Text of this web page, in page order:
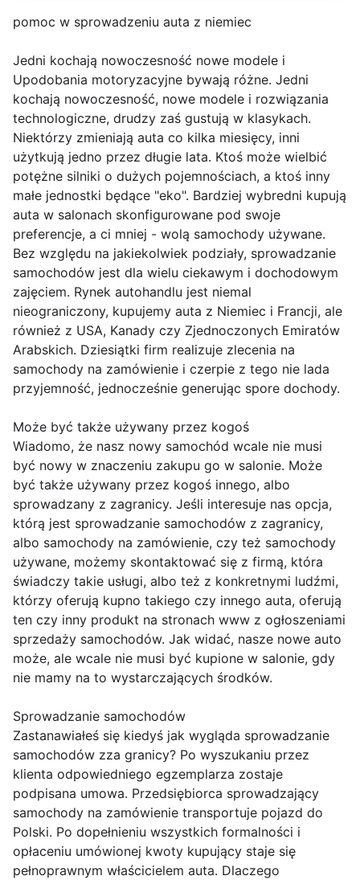
pomoc w sprowadzeniu auta z niemiec
Jedni kochają nowoczesność nowe modele i
Upodobania motoryzacyjne bywają różne. Jedni
kochają nowoczesność, nowe modele i rozwiązania
technologiczne, drudzy zaś gustują w klasykach.
Niektórzy zmieniają auta co kilka miesięcy, inni
użytkują jedno przez długie lata. Ktoś może wielbić
potężne silniki o dużych pojemnościach, a ktoś inny
małe jednostki będące "eko". Bardziej wybredni kupują
auta w salonach skonfigurowane pod swoje
preferencje, a ci mniej - wolą samochody używane.
Bez względu na jakiekolwiek podziały, sprowadzanie
samochodów jest dla wielu ciekawym i dochodowym
zajęciem. Rynek autohandlu jest niemal
nieograniczony, kupujemy auta z Niemiec i Francji, ale
również z USA, Kanady czy Zjednoczonych Emiratów
Arabskich. Dziesiątki firm realizuje zlecenia na
samochody na zamówienie i czerpie z tego nie lada
przyjemność, jednocześnie generując spore dochody.
Może być także używany przez kogoś
Wiadomo, że nasz nowy samochód wcale nie musi
być nowy w znaczeniu zakupu go w salonie. Może
być także używany przez kogoś innego, albo
sprowadzany z zagranicy. Jeśli interesuje nas opcja,
którą jest sprowadzanie samochodów z zagranicy,
albo samochody na zamówienie, czy też samochody
używane, możemy skontaktować się z firmą, która
świadczy takie usługi, albo też z konkretnymi ludźmi,
którzy oferują kupno takiego czy innego auta, oferują
ten czy inny produkt na stronach www z ogłoszeniami
sprzedaży samochodów. Jak widać, nasze nowe auto
może, ale wcale nie musi być kupione w salonie, gdy
nie mamy na to wystarczających środków.
Sprowadzanie samochodów
Zastanawiałeś się kiedyś jak wygląda sprowadzanie
samochodów zza granicy? Po wyszukaniu przez
klienta odpowiedniego egzemplarza zostaje
podpisana umowa. Przedsiębiorca sprowadzający
samochody na zamówienie transportuje pojazd do
Polski. Po dopełnieniu wszystkich formalności i
opłaceniu umówionej kwoty kupujący staje się
pełnoprawnym właścicielem auta. Dlaczego